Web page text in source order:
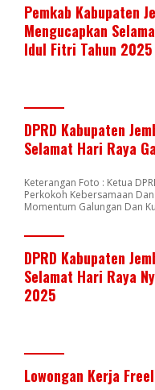
Pemkab Kabupaten
Mengucapkan
Idul Fitri Tahun 2025
DPRD Kabupaten
Selamat Hari Raya
Keterangan Foto : Ketua
Perkokoh Kebersamaan
Momentum Galungan Dan
DPRD Kabupaten
Selamat Hari Raya
2025
Lowongan Kerja